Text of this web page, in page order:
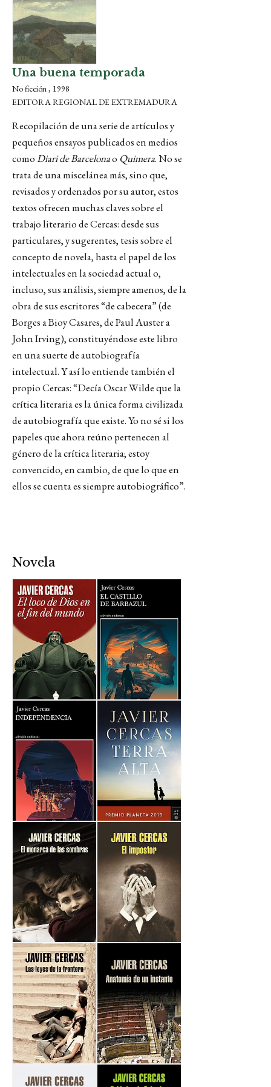
Una buena temporada
No ficción , 1998
EDITORA REGIONAL DE EXTREMADURA
Recopilación de una serie de artículos y
pequeños ensayos publicados en medios
comoDiari de Barcelonao Quimera. No se
trata de una miscelánea más, sino que,
revisados y ordenados por su autor, estos
textos ofrecen muchas claves sobre el
trabajo literario de Cercas: desde sus
particulares, y sugerentes, tesis sobre el
concepto de novela, hasta el papel de los
intelectuales en la sociedad actual o,
incluso, sus análisis, siempre amenos, de la
obra de sus escritores “de cabecera” (de
Borges a Bioy Casares, de Paul Auster a
John Irving), constituyéndose este libro
en una suerte de autobiografía
intelectual. Y así lo entiende también el
propio Cercas: “Decía Oscar Wilde que la
crítica literaria es la única forma civilizada
de autobiografía que existe. Yo no sé si los
papeles que ahora reúno pertenecen al
género de la crítica literaria; estoy
convencido, en cambio, de que lo que en
ellos se cuenta es siempre autobiográfico”.
Novela